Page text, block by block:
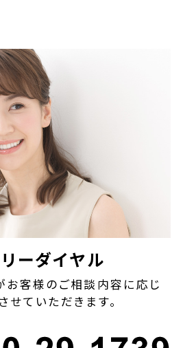
ーダイヤル
お客様のご相談内容に応じ
せていただきます。